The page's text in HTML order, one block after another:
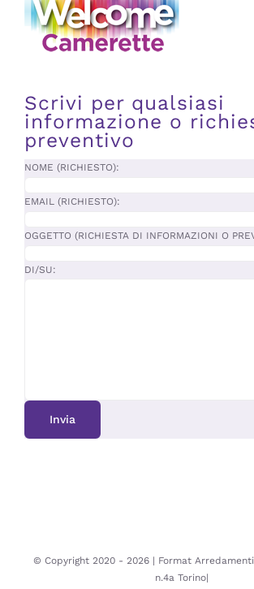
Scrivi per qualsiasi
informazione o
preventivo
NOME (RICHIESTO):
EMAIL (RICHIESTO):
OGGETTO (RICHIESTA DI INFORMAZIONI O
DI/SU:
© Copyright 2020 - 2026 | Format
n.4a Torino|